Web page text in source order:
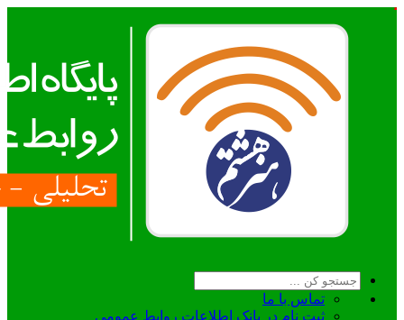
تماس با ما
ثبت نام در بانک اطلاعات روابط عمومی